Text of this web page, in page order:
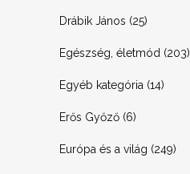
Drábik János (25)
Egészség, életmód (203)
Egyéb kategória (14)
Erős Győző (6)
Európa és a világ (249)